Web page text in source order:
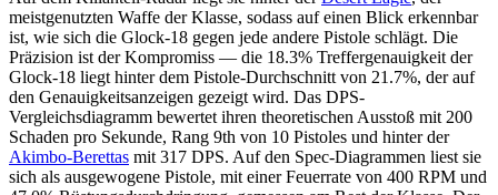
meistgenutzten Waffe der Klasse, sodass auf einen Blick erkennbar
ist, wie sich die Glock-18 gegen jede andere Pistole schlägt. Die
Präzision ist der Kompromiss — die 18.3% Treffergenauigkeit der
Glock-18 liegt hinter dem Pistole-Durchschnitt von 21.7%, der auf
den Genauigkeitsanzeigen gezeigt wird. Das DPS-
Vergleichsdiagramm bewertet ihren theoretischen Ausstoß mit 200
Schaden pro Sekunde, Rang 9th von 10 Pistoles und hinter der
Akimbo-Berettas mit 317 DPS. Auf den Spec-Diagrammen liest sie
sich als ausgewogene Pistole, mit einer Feuerrate von 400 RPM und